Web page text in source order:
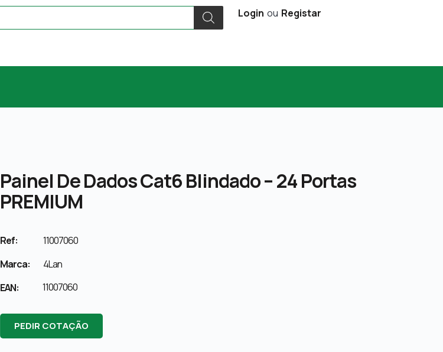
Login ou Registar
Painel De Dados Cat6 Blindado – 24 Portas
PREMIUM
Ref:
11007060
Marca:
4Lan
EAN:
11007060
PEDIR COTAÇÃO